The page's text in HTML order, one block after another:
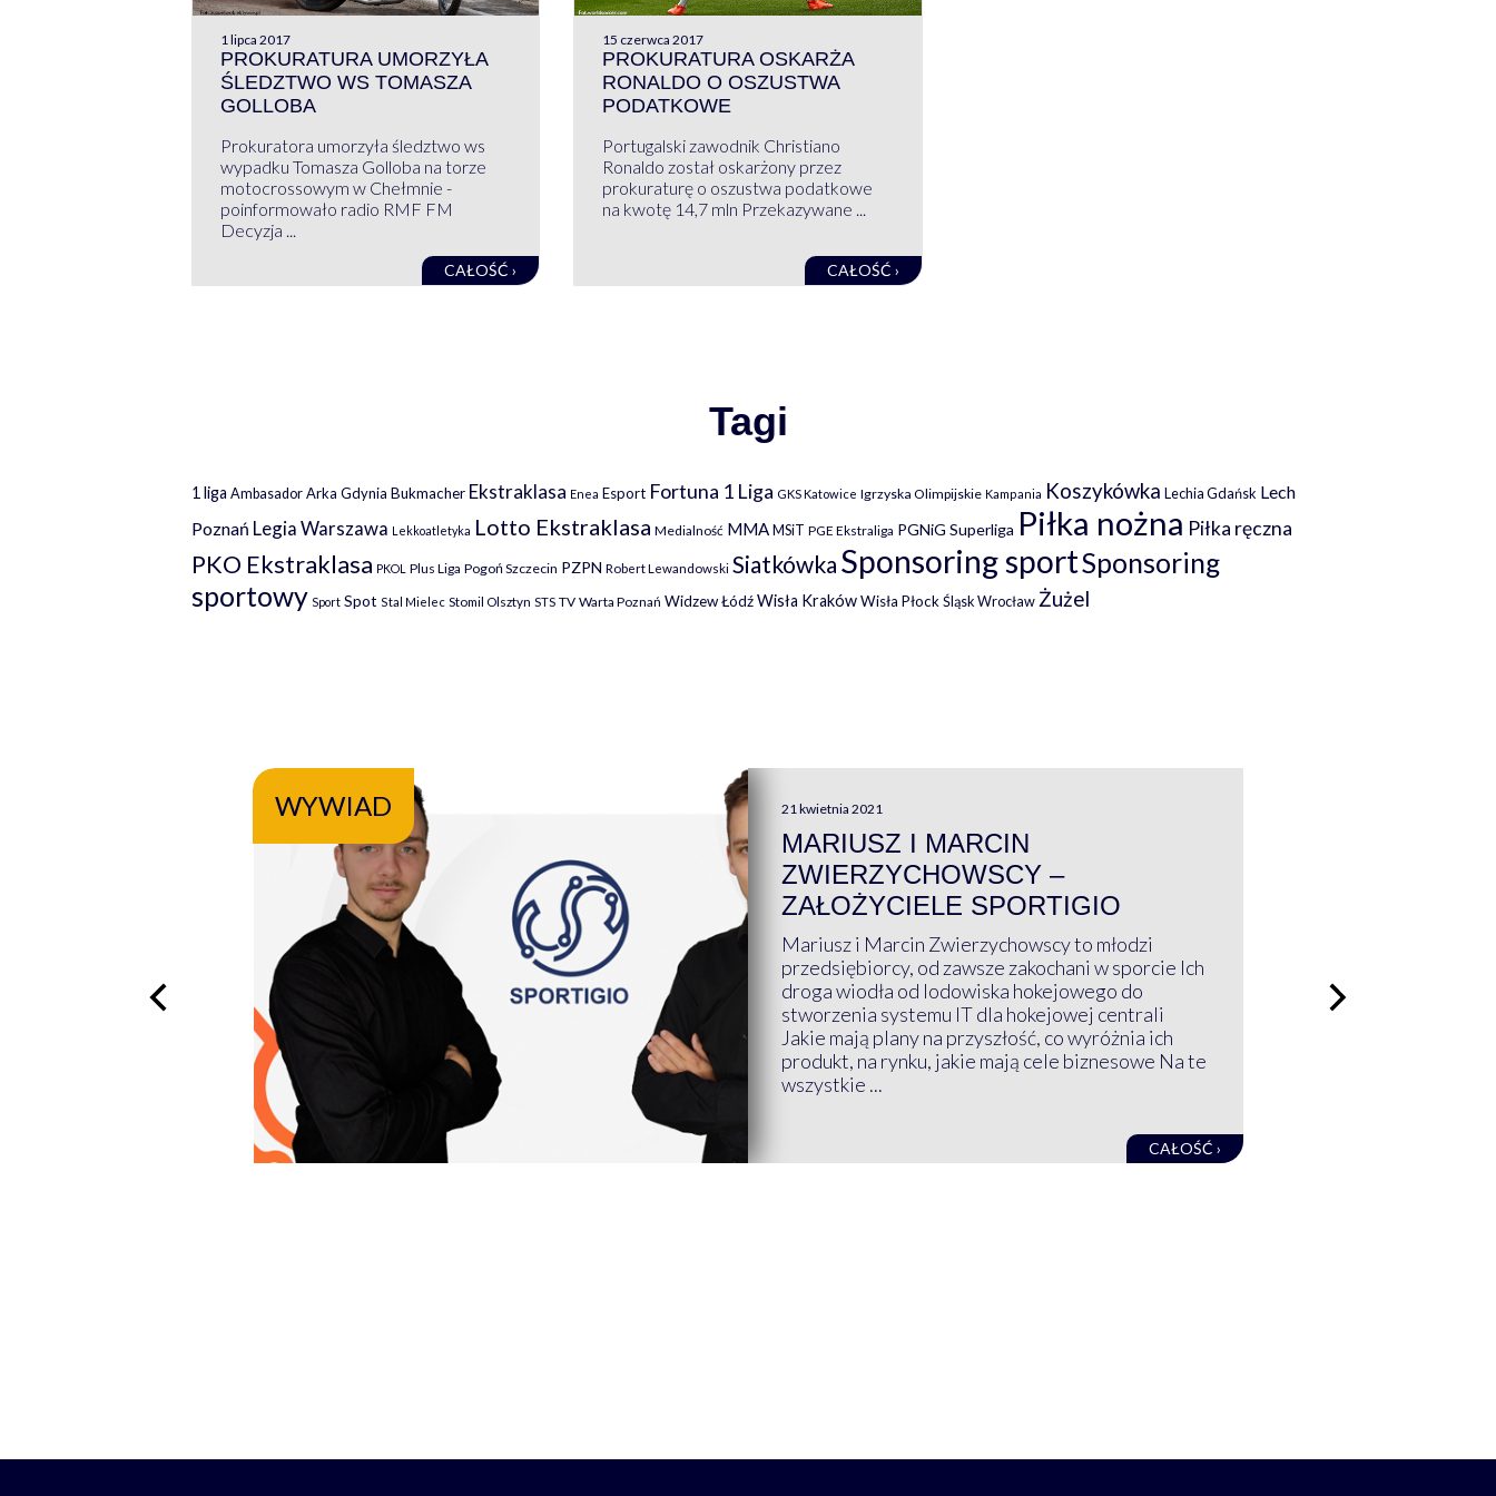
1 lipca 2017
PROKURATURA UMORZYŁA
ŚLEDZTWO WS TOMASZA
GOLLOBA
Prokuratora umorzyła śledztwo ws
wypadku Tomasza Golloba na torze
motocrossowym w Chełmnie -
poinformowało radio RMF FM
Decyzja ...
CAŁOŚĆ ›
15 czerwca 2017
PROKURATURA OSKARŻA
RONALDO O OSZUSTWA
PODATKOWE
Portugalski zawodnik Christiano
Ronaldo został oskarżony przez
prokuraturę o oszustwa podatkowe
na kwotę 14,7 mln Przekazywane ...
CAŁOŚĆ ›
Tagi
1 liga Ambasador Arka Gdynia Bukmacher Ekstraklasa Enea Esport Fortuna 1 Liga GKS Katowice Igrzyska Olimpijskie Kampania Koszykówka Lechia Gdańsk Lech
Poznań Legia Warszawa Lekkoatletyka Lotto Ekstraklasa Medialność MMAMSiT PGE Ekstraliga PGNiG Superliga Piłka nożna Piłka ręczna
PKO Ekstraklasa PKOL Plus Liga Pogoń Szczecin PZPN Robert Lewandowski Siatkówka Sponsoring sportSponsoring
sportowy Sport Spot Stal Mielec Stomil Olsztyn STS TV Warta Poznań Widzew ŁódźWisła KrakówWisła PłockŚląsk WrocławŻużel
WYWIAD 21 kwietnia 2021
MARIUSZ I MARCIN
ZWIERZYCHOWSCY –
ZAŁOŻYCIELE SPORTIGIO
Mariusz i Marcin Zwierzychowscy to młodzi
przedsiębiorcy, od zawsze zakochani w sporcie Ich
droga wiodła od lodowiska hokejowego do
stworzenia systemu IT dla hokejowej centrali
Jakie mają plany na przyszłość, co wyróżnia ich
produkt, na rynku, jakie mają cele biznesowe Na te
wszystkie ...
CAŁOŚĆ ›